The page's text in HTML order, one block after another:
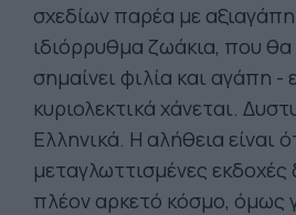
σχεδίων παρέα με
ιδιόρρυθμα ζωάκια, που
σημαίνει φιλία και αγάπη
κυριολεκτικά χάνεται.
Ελληνικά. Η αλήθεια είναι
μεταγλωττισμένες εκδοχές
πλέον αρκετό κόσμο, όμως